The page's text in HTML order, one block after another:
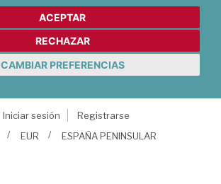
ACEPTAR
RECHAZAR
CAMBIAR PREFERENCIAS
Iniciar sesión
Registrarse
EUR ESPAÑA PENINSULAR